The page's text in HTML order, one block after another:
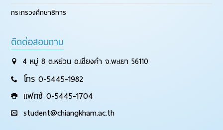
กระทรวงศึกษาธิการ
ติดต่อสอบถาม
4 หมู่ 8 ต.หย่วน อ.เชียงคำ จ.พะเยา 56110
โทร 0-5445-1982
แฟกซ์ 0-5445-1704
student@chiangkham.ac.th